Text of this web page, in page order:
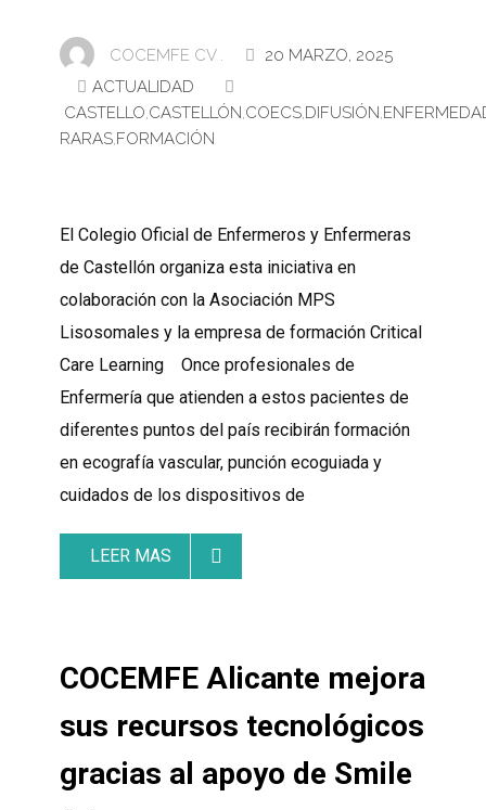
COCEMFE CV .
20 MARZO, 2025
ACTUALIDAD
CASTELLO,CASTELLÓN,COECS,DIFUSIÓN,
RARAS,FORMACIÓN
El Colegio Oficial de Enfermeros y Enfermeras
de Castellón organiza esta iniciativa en
colaboración con la Asociación MPS
Lisosomales y la empresa de formación Critical
Care Learning Once profesionales de
Enfermería que atienden a estos pacientes de
diferentes puntos del país recibirán formación
en ecografía vascular, punción ecoguiada y
cuidados de los dispositivos de
LEER MAS
COCEMFE Alicante mejora
sus recursos tecnológicos
gracias al apoyo de Smile